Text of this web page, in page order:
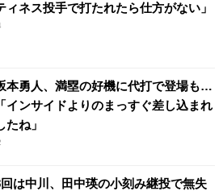
ィネス投手で打たれたら仕方がない」
本勇人、満塁の好機に代打で登場も…
インサイドよりのまっすぐ差し込まれ
ね」
回は中川、田中瑛の小刻み継投で無失